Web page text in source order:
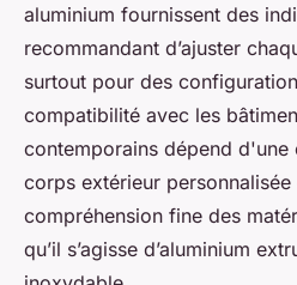
aluminium fournissent des
recommandant d’ajuster
surtout pour des
compatibilité avec les
contemporains dépend
corps extérieur
compréhension fine des
qu’il s’agisse d’aluminium